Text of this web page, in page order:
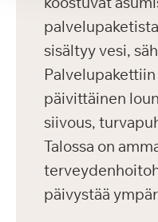
sisältyy vesi,
päivittäinen
siivous,
Talossa on
päivystää